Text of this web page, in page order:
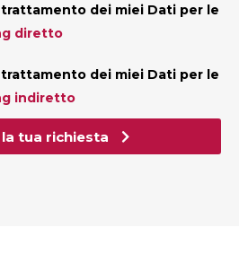
dei miei Dati per le
diretto
dei miei Dati per le
indiretto
la tua richiesta